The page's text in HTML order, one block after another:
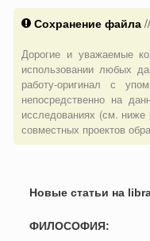
Сохранение файла //
Дорогие и уважаемые
использовании любых
работу-оригинал с
непосредственно на
исследованиях (см.
совместных проектов
Новые статьи на
ФИЛОСОФИЯ: